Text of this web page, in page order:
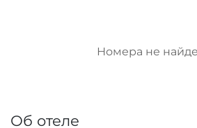
Номера не
Об отеле